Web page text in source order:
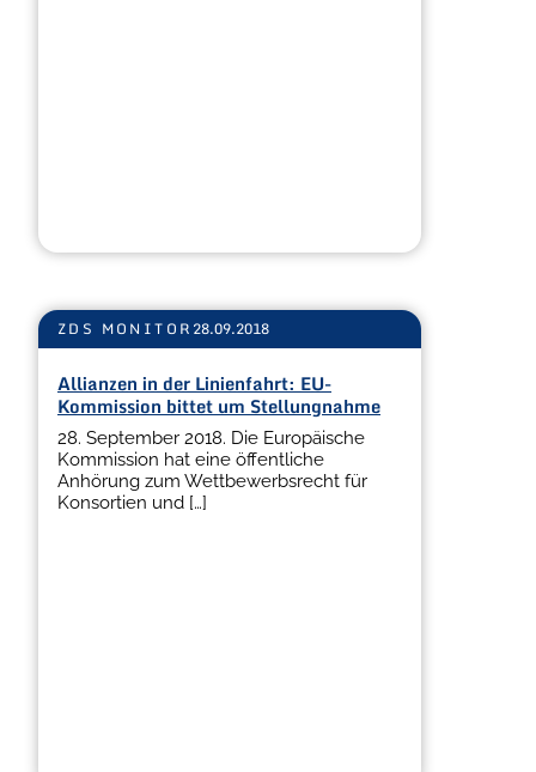
ZDS MONITOR 28.09.2018
Allianzen in der Linienfahrt: EU-
Kommission bittet um Stellungnahme
28. September 2018. Die Europäische
Kommission hat eine öffentliche
Anhörung zum Wettbewerbsrecht für
Konsortien und […]